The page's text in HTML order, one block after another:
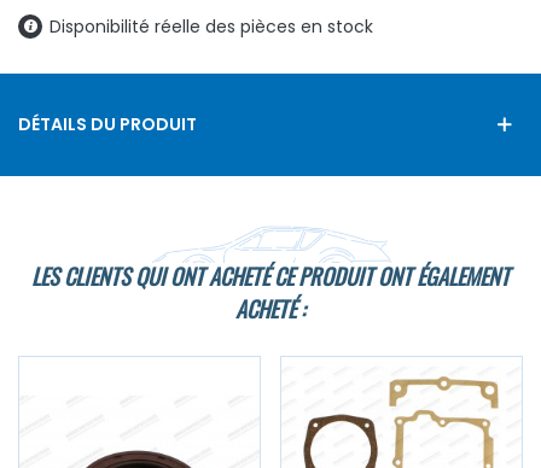
Disponibilité réelle des pièces en stock
DÉTAILS DU PRODUIT
LES CLIENTS QUI ONT ACHETÉ CE PRODUIT ONT ÉGALEMENT
ACHETÉ :